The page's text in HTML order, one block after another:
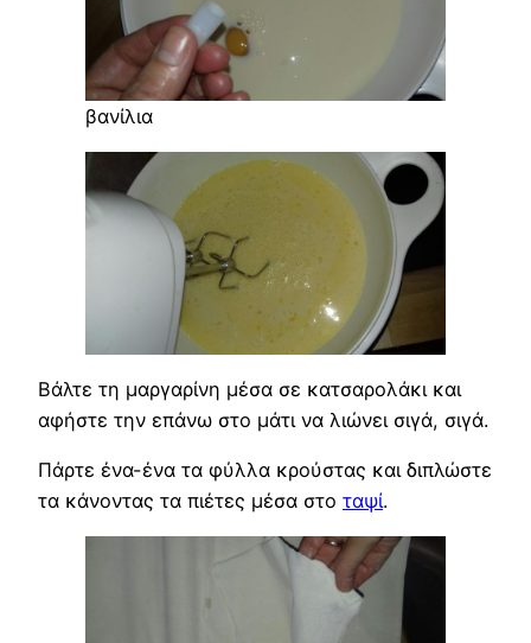
βανίλια
Βάλτε τη μαργαρίνη μέσα σε κατσαρολάκι και
αφήστε την επάνω στο μάτι να λιώνει σιγά, σιγά.
Πάρτε ένα-ένα τα φύλλα κρούστας και διπλώστε
τα κάνοντας τα πιέτες μέσα στο ταψί.